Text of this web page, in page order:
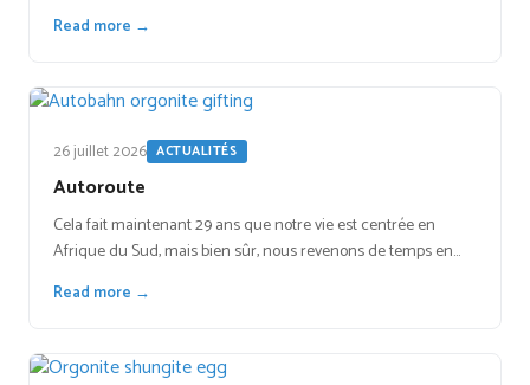
Read more →
26 juillet 2026 ACTUALITÉS
Autoroute
Cela fait maintenant 29 ans que notre vie est centrée en
Afrique du Sud, mais bien sûr, nous revenons de temps en…
Read more →